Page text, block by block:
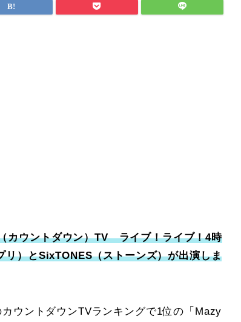
カウントダウン）TV ライブ！ライブ！4時
）とSixTONES（ストーンズ）が出演しま
ウントダウンTVランキングで1位の「Mazy